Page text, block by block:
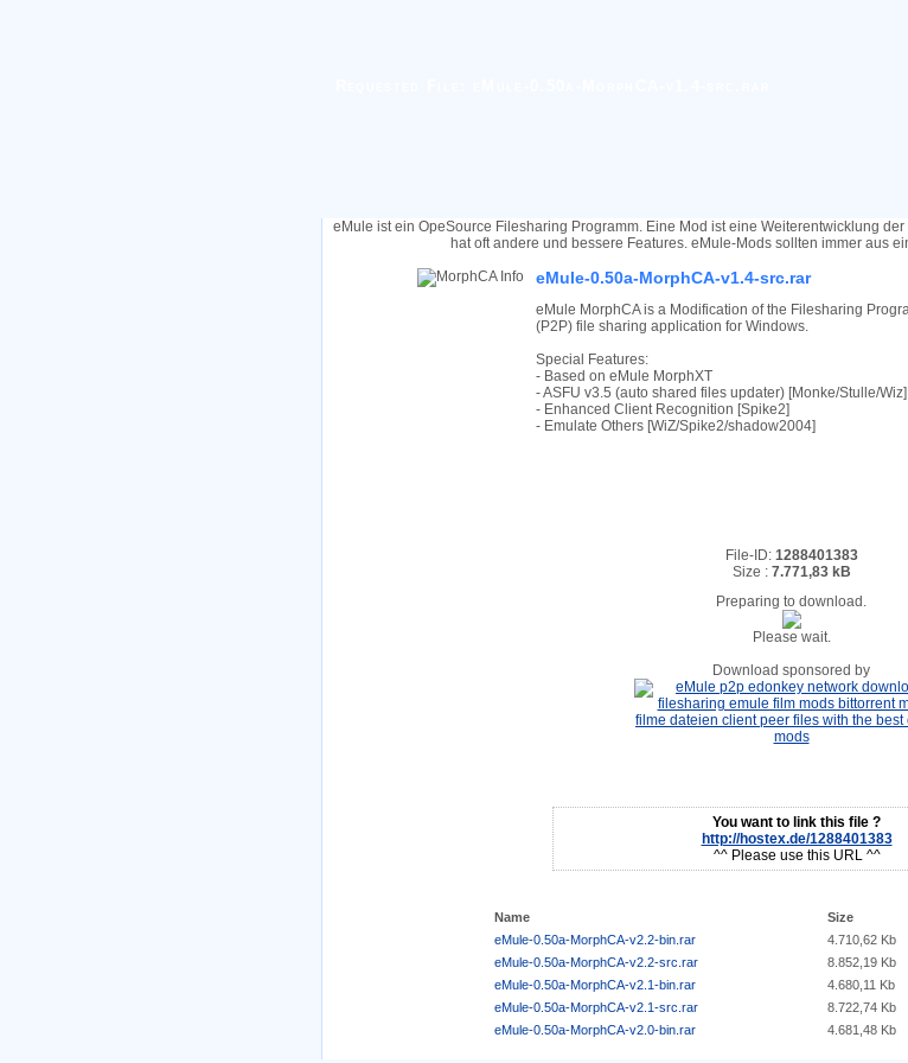
eMule ist ein OpeSource Filesharing Programm. Eine Mod ist eine Weiterentwicklung
hat oft andere und bessere Features. eMule-Mods sollten immer aus
eMule-0.50a-MorphCA-v1.4-src.rar
eMule MorphCA is a Modification of the Filesharing
(P2P) file sharing application for Windows.
Special Features:
- Based on eMule MorphXT
- ASFU v3.5 (auto shared files updater) [Monke/Stulle/Wiz]
- Enhanced Client Recognition [Spike2]
- Emulate Others [WiZ/Spike2/shadow2004]
File-ID: 1288401383
Size : 7.771,83 kB
Preparing to download.
Please wait.
Download sponsored by
You want to link this file ?
http://hostex.de/1288401383
^^ Please use this URL ^^
Name Size
eMule-0.50a-MorphCA-v2.2-bin.rar
4.710,62 Kb
eMule-0.50a-MorphCA-v2.2-src.rar
8.852,19 Kb
eMule-0.50a-MorphCA-v2.1-bin.rar
4.680,11 Kb
eMule-0.50a-MorphCA-v2.1-src.rar
8.722,74 Kb
eMule-0.50a-MorphCA-v2.0-bin.rar
4.681,48 Kb